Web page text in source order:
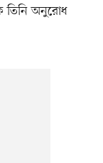
তিনি অনুরোধ